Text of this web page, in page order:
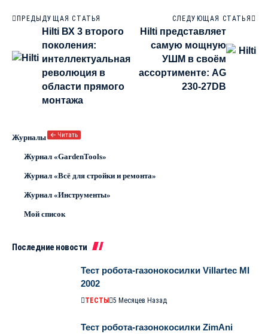
ПРЕДЫДУЩАЯ СТАТЬЯ
Hilti ВХ 3 второго
поколения:
интеллектуальная
революция в
области прямого
монтажа
СЛЕДУЮЩАЯ СТАТЬЯ
Hilti представляет
самую мощную
УШМ в своём
ассортименте: AG
230-27DB
Журналы 🡨 Читать
Журнал «GardenTools»
Журнал «Всё для стройки и ремонта»
Журнал «Инструменты»
Мой список
Последние новости
Тест робота-газонокосилки Villartec MI
2002
ТЕСТЫ 5 Месяцев Назад
Тест робота-газонокосилки ZimAni